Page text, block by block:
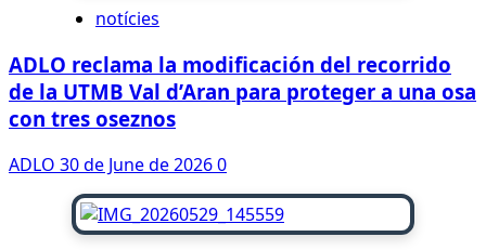
notícies
ADLO reclama la modificación del recorrido
de la UTMB Val d’Aran para proteger a una osa
con tres oseznos
ADLO 30 de June de 20260